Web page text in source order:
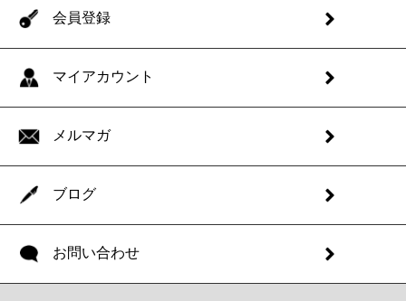
会員登録
マイアカウント
メルマガ
ブログ
お問い合わせ